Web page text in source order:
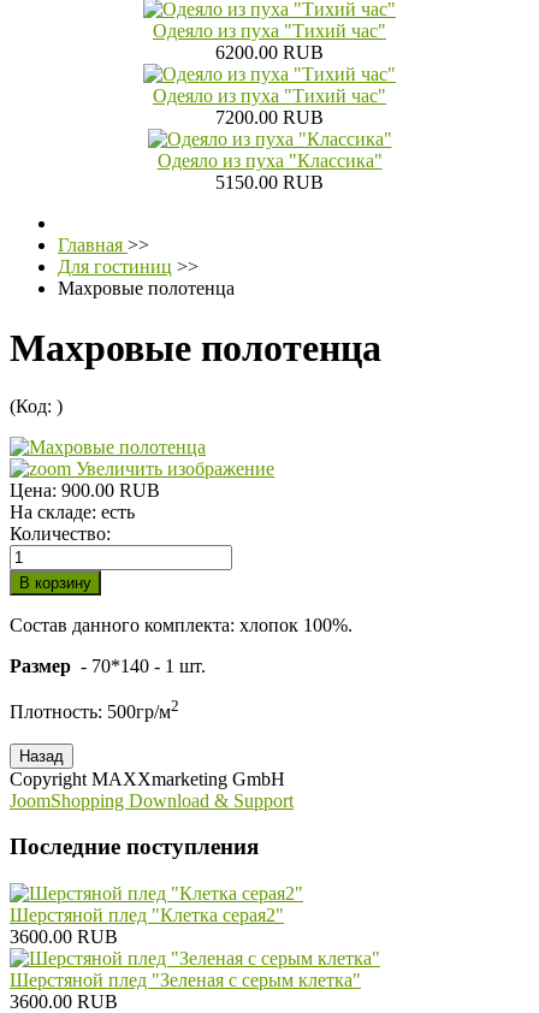
Одеяло из пуха "Тихий час"
6200.00 RUB
Одеяло из пуха "Тихий час"
7200.00 RUB
Одеяло из пуха "Классика"
5150.00 RUB
Главная >>
Для гостиниц >>
Махровые полотенца
Махровые полотенца
(Код: )
Увеличить изображение
Цена: 900.00 RUB
На складе: есть
Количество:
Состав данного комплекта: хлопок 100%.
Размер - 70*140 - 1 шт.
Плотность: 500гр/м2
Copyright MAXXmarketing GmbH
JoomShopping Download & Support
Последние поступления
Шерстяной плед "Клетка серая2"
3600.00 RUB
Шерстяной плед "Зеленая с серым клетка"
3600.00 RUB